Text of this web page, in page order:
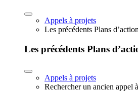
Appels à projets
Les précédents Plans
Les précédents Plans
Appels à projets
Rechercher un ancien appel